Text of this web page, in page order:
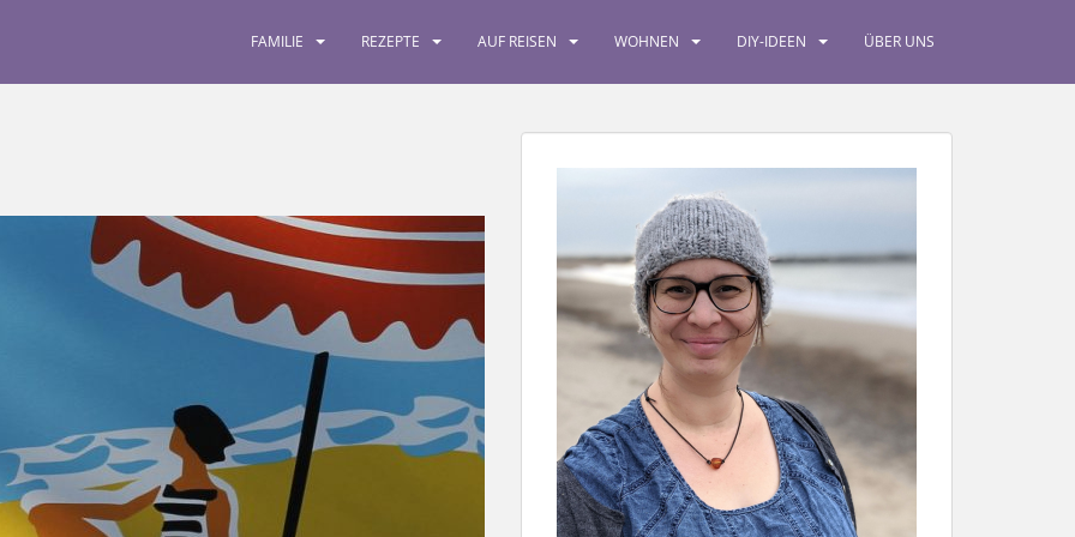
FAMILIE REZEPTE AUF REISEN WOHNEN DIY-IDEEN ÜBER UNS